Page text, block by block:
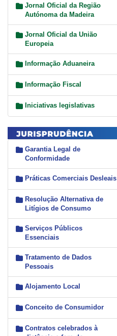
Jornal Oficial da Região
Autónoma da Madeira
Jornal Oficial da União
Europeia
Informação Aduaneira
Informação Fiscal
Iniciativas legislativas
Garantia Legal de
Conformidade
Práticas Comerciais Desleais
Resolução Alternativa de
Litígios de Consumo
Serviços Públicos
Essenciais
Tratamento de Dados
Pessoais
Alojamento Local
Conceito de Consumidor
Contratos celebrados à